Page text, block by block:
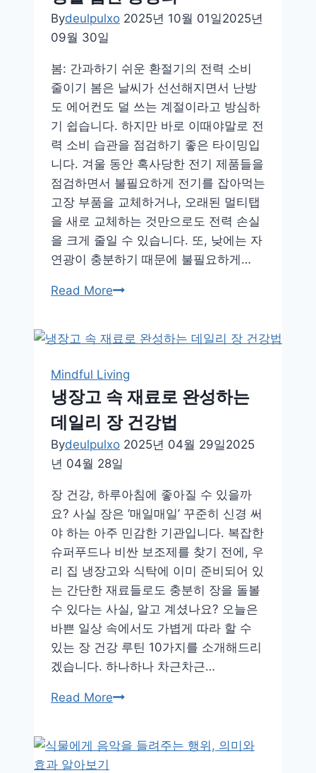
시
작
세
요!
Bydeulpulxo 2025년 10월 01일2025년
09월 30일
봄: 간과하기 쉬운 환절기의 전력 소비
줄이기 봄은 날씨가 선선해지면서 난방
도 에어컨도 덜 쓰는 계절이라고 방심하
기 쉽습니다. 하지만 바로 이때야말로 전
력 소비 습관을 점검하기 좋은 타이밍입
니다. 겨울 동안 혹사당한 전기 제품들을
점검하면서 불필요하게 전기를 잡아먹는
고장 부품을 교체하거나, 오래된 멀티탭
을 새로 교체하는 것만으로도 전력 손실
을 크게 줄일 수 있습니다. 또, 낮에는 자
연광이 충분하기 때문에 불필요하게…
Read More전
금
탄
막
는
계
절
생
활
습
관
총
정
리
Mindful Living
냉장고 속 재료로 완성하는
데일리 장 건강법
Bydeulpulxo 2025년 04월 29일2025
년 04월 28일
장 건강, 하루아침에 좋아질 수 있을까
요? 사실 장은 ‘매일매일’ 꾸준히 신경 써
야 하는 아주 민감한 기관입니다. 복잡한
슈퍼푸드나 비싼 보조제를 찾기 전에, 우
리 집 냉장고와 식탁에 이미 준비되어 있
는 간단한 재료들로도 충분히 장을 돌볼
수 있다는 사실, 알고 계셨나요? 오늘은
바쁜 일상 속에서도 가볍게 따라 할 수
있는 장 건강 루틴 10가지를 소개해드리
겠습니다. 하나하나 차근차근…
Read More냉
속